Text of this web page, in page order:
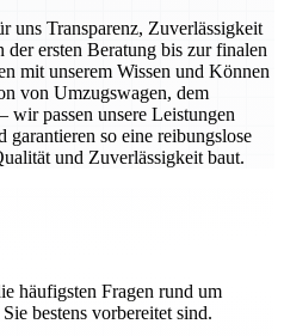
uns Transparenz, Zuverlässigkeit
ersten Beratung bis zur finalen
mit unserem Wissen und Können
von Umzugswagen, dem
wir passen unsere Leistungen
garantieren so eine reibungslose
und Zuverlässigkeit baut.
häufigsten Fragen rund um
bestens vorbereitet sind.